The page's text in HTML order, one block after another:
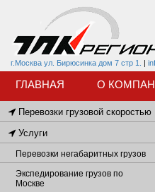
г.Москва ул. Бирюсинка дом 7 стр 1. |
ГЛАВНАЯ О
Перевозки грузовой скоростью
Услуги
Перевозки негабаритных грузов
Экспедирование грузов по
Москве